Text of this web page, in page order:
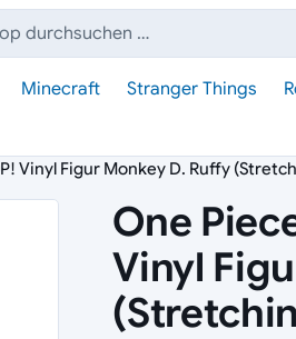
Minecraft Stranger Things
Vinyl Figur Monkey D. Ruffy
One
Vinyl